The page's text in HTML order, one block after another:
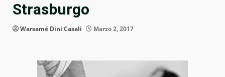
Strasburgo
Warsamé Dini Casali Marzo 2, 2017